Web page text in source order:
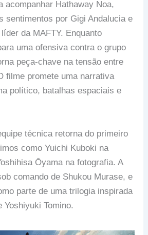
acompanhar Hathaway Noa,
sentimentos por Gigi Andalucia e
da MAFTY. Enquanto
uma ofensiva contra o grupo
peça-chave na tensão entre
filme promete uma narrativa
político, batalhas espaciais e
técnica retorna do primeiro
como Yuichi Kuboki na
Ōyama na fotografia. A
comando de Shukou Murase, e
parte de uma trilogia inspirada
Yoshiyuki Tomino.